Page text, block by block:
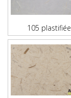
105 plastifiée